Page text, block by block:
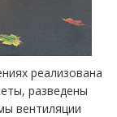
реализована
разведены
вентиляции